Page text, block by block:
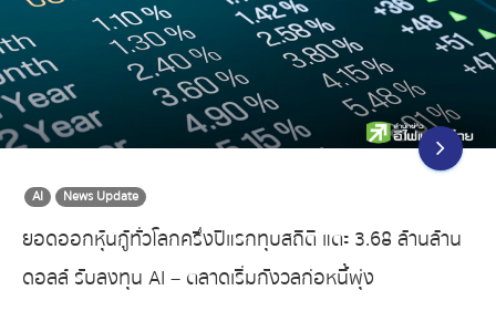
AI News Update
ยอดออกหุ้นกู้ทั่วโลกครึ่งปีแรกทุบสถิติ แตะ 3.68 ล้านล้าน
ดอลล์ รับลงทุน AI – ตลาดเริ่มกังวลก่อหนี้พุ่ง